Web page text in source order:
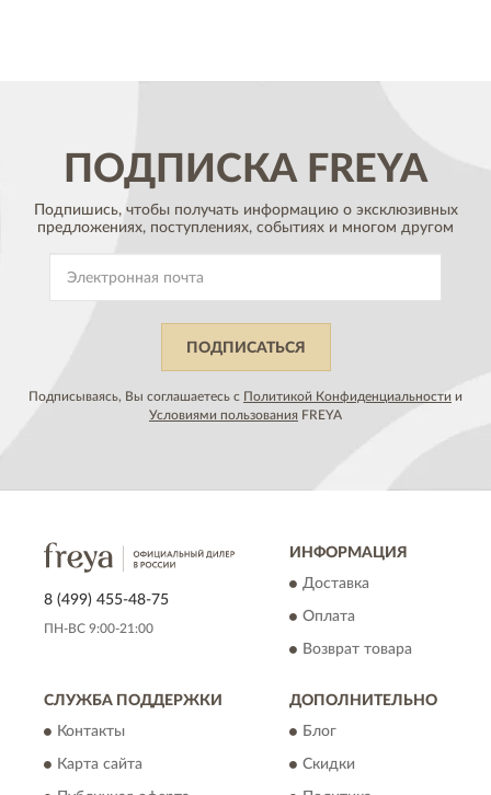
ПОДПИСКА FREYA
Подпишись, чтобы получать информацию о эксклюзивных
предложениях, поступлениях, событиях и многом другом
ПОДПИСАТЬСЯ
Подписываясь, Вы соглашаетесь с Политикой Конфиденциальности и
Условиями пользования FREYA
8 (499) 455-48-75
ПН-ВС 9:00-21:00
ИНФОРМАЦИЯ
Доставка
Оплата
Возврат товара
СЛУЖБА ПОДДЕРЖКИ
Контакты
Карта сайта
ДОПОЛНИТЕЛЬНО
Блог
Скидки